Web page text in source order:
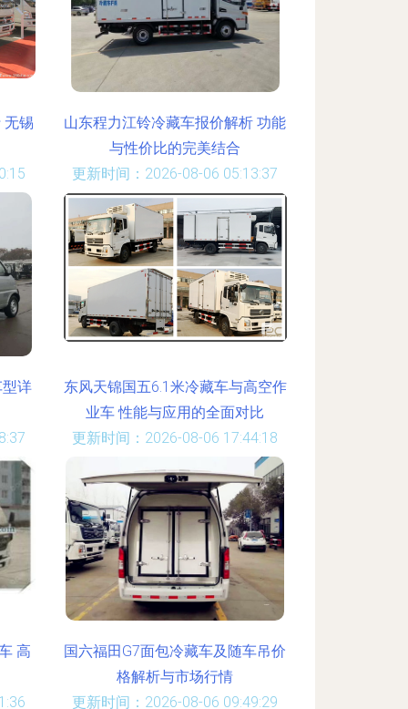
无锡
山东程力江铃冷藏车报价解析 功能
与性价比的完美结合
更新时间：2026-08-06 05:13:37
详
东风天锦国五6.1米冷藏车与高空作
业车 性能与应用的全面对比
更新时间：2026-08-06 17:44:18
高
国六福田G7面包冷藏车及随车吊价
格解析与市场行情
更新时间：2026-08-06 09:49:29